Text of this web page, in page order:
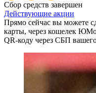
Сбор средств завершен
Действующие акции
Прямо сейчас вы можете
карты, через кошелек
QR-коду через СБП